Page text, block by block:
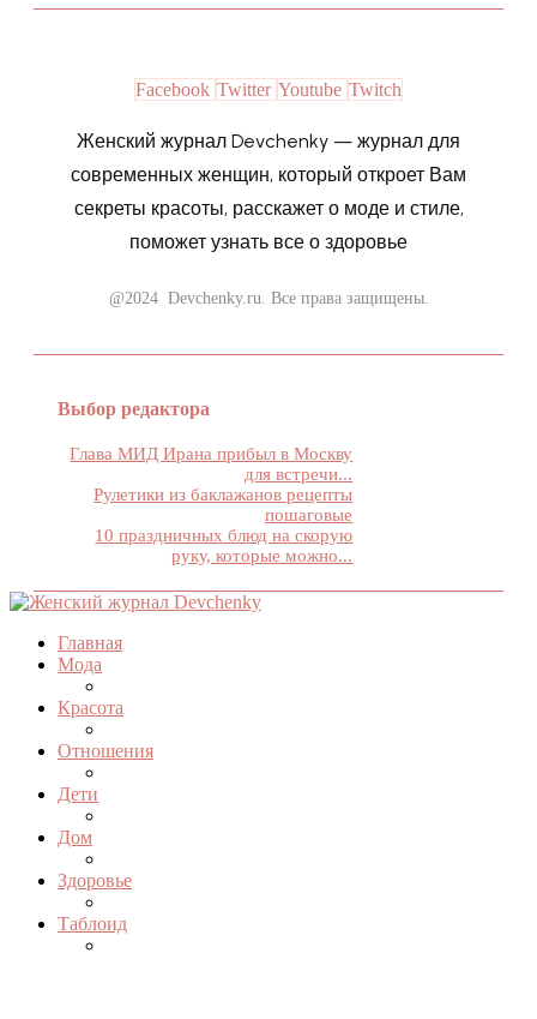
Facebook Twitter Youtube Twitch
Женский журнал Devchenky — журнал для
современных женщин, который откроет Вам
секреты красоты, расскажет о моде и стиле,
поможет узнать все о здоровье
@2024 Devchenky.ru. Все права защищены.
Выбор редактора
Глава МИД Ирана прибыл в Москву
для встречи...
Рулетики из баклажанов рецепты
пошаговые
10 праздничных блюд на скорую
руку, которые можно...
Главная
Мода
Красота
Отношения
Дети
Дом
Здоровье
Таблоид